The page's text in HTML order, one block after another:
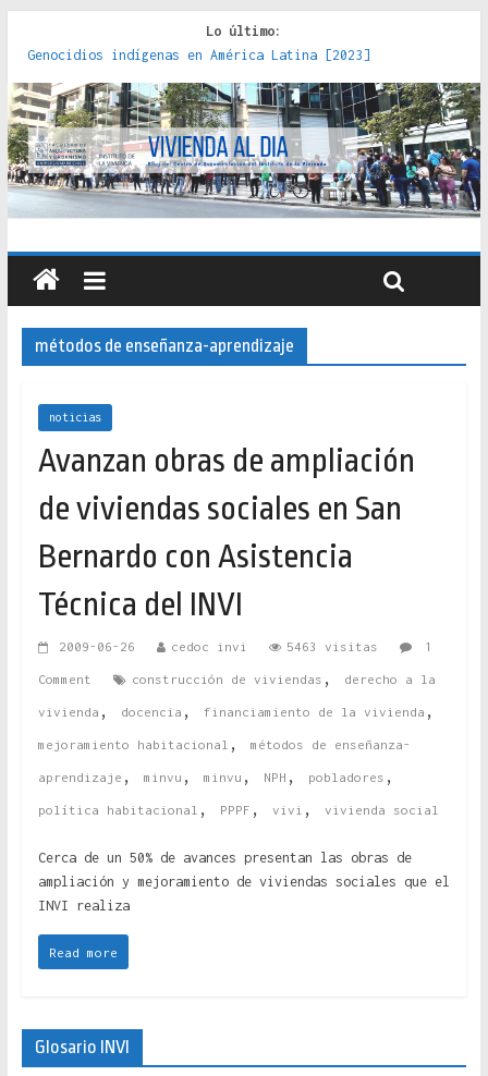
Lo último:
Genocidios indígenas en América Latina [2023]
Estudios sobre la espacialización de los Estados :
políticas, prácticas y representaciones [2022]
Donde el pedernal choca con el acero : hacia una teoría
crítica de las fronteras latinoamericanas [2020]
Criterios técnicos para una vivienda adecuada [2019]
Red de consultorios de la Caja del Seguro Obrero en
Santiago : un patrimonio emblemático [2014]
métodos de enseñanza-aprendizaje
noticias
Avanzan obras de ampliación
de viviendas sociales en San
Bernardo con Asistencia
Técnica del INVI
2009-06-26 cedoc invi 5463 visitas 1
Comment construcción de viviendas , derecho a la
vivienda , docencia , financiamiento de la vivienda ,
mejoramiento habitacional , métodos de enseñanza-
aprendizaje , minvu , minvu , NPH , pobladores ,
política habitacional , PPPF , vivi , vivienda social
Cerca de un 50% de avances presentan las obras de
ampliación y mejoramiento de viviendas sociales que el
INVI realiza
Read more
Glosario INVI